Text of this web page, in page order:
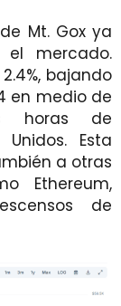
Mt. Gox ya
mercado.
bajando
en medio de
horas de
Esta
a otras
Ethereum,
de